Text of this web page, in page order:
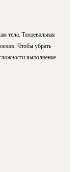
тела. Танцевальная
Чтобы убрать
выполнение